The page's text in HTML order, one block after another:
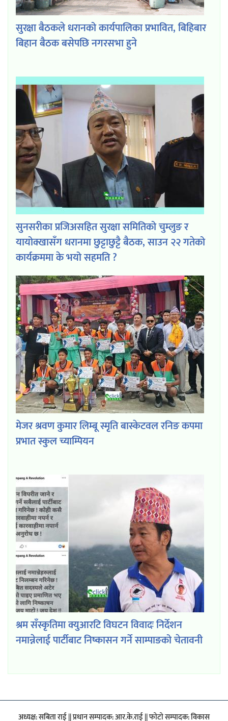
सुरक्षा बैठकले धरानको कार्यपालिका प्रभावित, बिहिबार
बिहान बैठक बसेपछि नगरसभा हुने
सुनसरीका प्रजिअसहित सुरक्षा समितिको चुम्लुङ र
यायोक्खासँग धरानमा छुट्टाछुट्टै बैठक, साउन २२ गतेको
कार्यक्रममा के भयो सहमति ?
मेजर श्रवण कुमार लिम्बू स्मृति बास्केटवल रनिङ कपमा
प्रभात स्कुल च्याम्पियन
श्रम सँस्कृतिमा क्युआरटि विघटन विवादः निर्देशन
नमान्नेलाई पार्टीबाट निष्कासन गर्ने साम्पाङको चेतावनी
अध्यक्ष: सबिता राई || प्रधान सम्पादक: आर.के.राई || फाेटाे सम्पादक: विकास